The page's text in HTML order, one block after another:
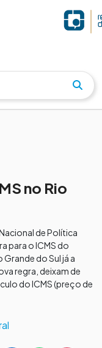
no Rio
de Política
para o ICMS do
do Sul já a
regra, deixam de
do ICMS (preço de